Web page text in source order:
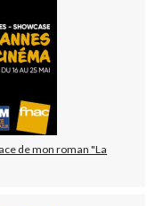
de mon roman "La